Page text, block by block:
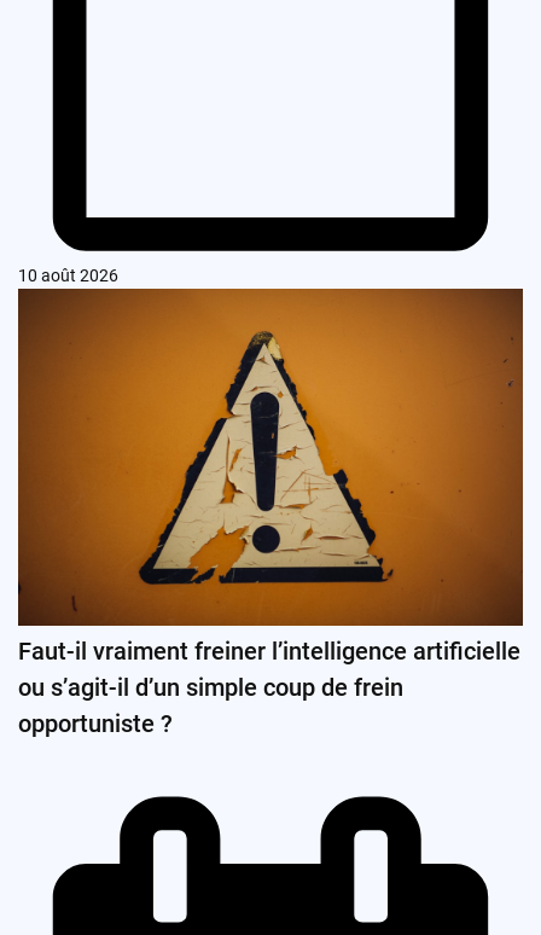
10 août 2026
Faut-il vraiment freiner l’intelligence artificielle
ou s’agit-il d’un simple coup de frein
opportuniste ?